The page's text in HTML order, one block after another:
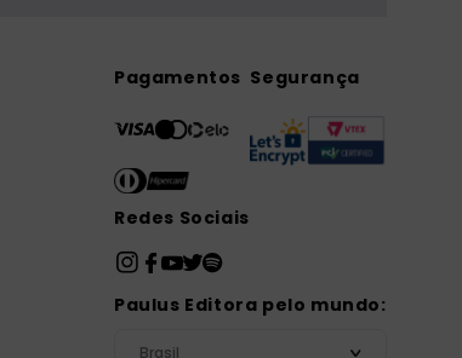
Pagamentos Segurança
Redes Sociais
Paulus Editora pelo mundo:
Brasil